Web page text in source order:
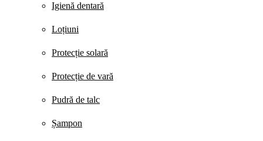
Igienă dentară
Loțiuni
Protecție solară
Protecție de vară
Pudră de talc
Șampon